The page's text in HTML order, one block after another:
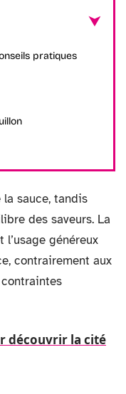
pratiques
sauce, tandis
des saveurs. La
généreux
contrairement aux
découvrir la cité